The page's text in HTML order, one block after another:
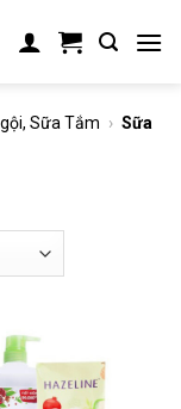
Sữa Tắm › Sữa